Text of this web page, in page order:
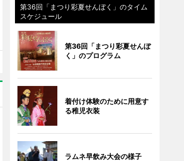
第36回「まつり彩夏せんぼく」のタイム
スケジュール
第36回「まつり彩夏せんぼ
く」のプログラム
着付け体験のために用意す
る稚児衣装
ラムネ早飲み大会の様子